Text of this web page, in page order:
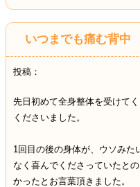
いつまでも痛む背
投稿：
先日初めて全身整体を受けて
くださいました。
1回目の後の身体が、ウソみ
なく喜んでくださっていたと
かったとお言葉頂きました。